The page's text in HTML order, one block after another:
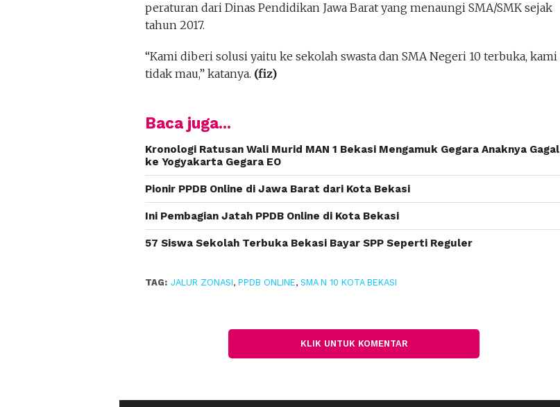
peraturan dari Dinas Pendidikan Jawa Barat yang menaungi SMA/SMK sejak
tahun 2017.
“Kami diberi solusi yaitu ke sekolah swasta dan SMA Negeri 10 terbuka, kami
tidak mau,” katanya. (fiz)
Baca juga...
Kronologi Ratusan Wali Murid MAN 1 Bekasi Mengamuk Gegara Anaknya Gagal
ke Yogyakarta Gegara EO
Pionir PPDB Online di Jawa Barat dari Kota Bekasi
Ini Pembagian Jatah PPDB Online di Kota Bekasi
57 Siswa Sekolah Terbuka Bekasi Bayar SPP Seperti Reguler
TAG: JALUR ZONASI, PPDB ONLINE, SMA N 10 KOTA BEKASI
KLIK UNTUK KOMENTAR